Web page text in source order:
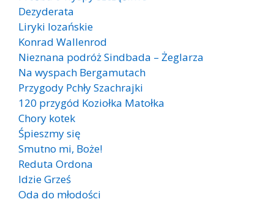
Dezyderata
Liryki lozańskie
Konrad Wallenrod
Nieznana podróż Sindbada – Żeglarza
Na wyspach Bergamutach
Przygody Pchły Szachrajki
120 przygód Koziołka Matołka
Chory kotek
Śpieszmy się
Smutno mi, Boże!
Reduta Ordona
Idzie Grześ
Oda do młodości